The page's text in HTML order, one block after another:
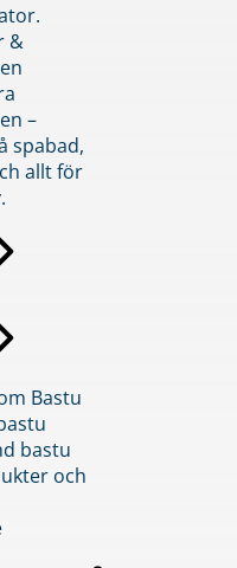
&
–
spabad,
allt för
Bastu
bastu
och